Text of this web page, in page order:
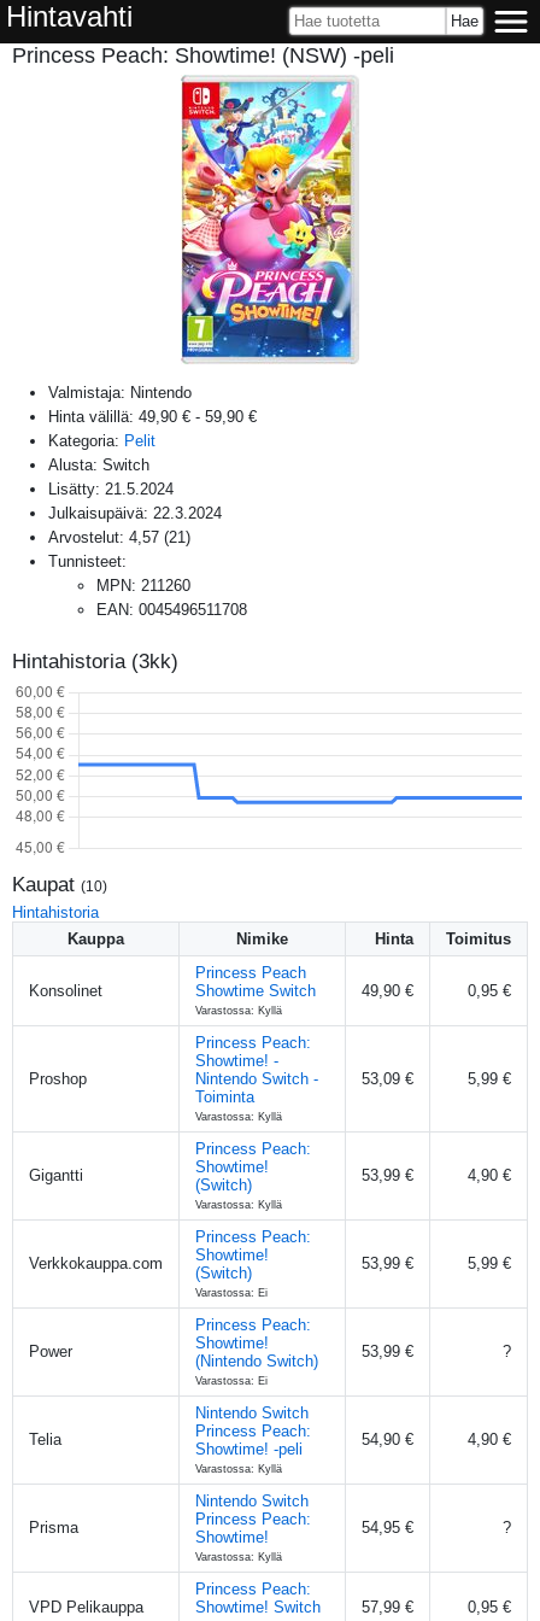
Hintavahti
Princess Peach: Showtime! (NSW) -peli
Valmistaja: Nintendo
Hinta välillä: 49,90 € - 59,90 €
Kategoria: Pelit
Alusta: Switch
Lisätty: 21.5.2024
Julkaisupäivä: 22.3.2024
Arvostelut: 4,57 (21 )
Tunnisteet:
MPN: 211260
EAN: 0045496511708
Hintahistoria (3kk)
Kaupat (10)
Hintahistoria
Kauppa
Nimike Hinta Toimitus
Konsolinet
Princess Peach
Showtime Switch
Varastossa: Kyllä
49,90 € 0,95 €
Proshop
Princess Peach:
Showtime! -
Nintendo Switch -
Toiminta
Varastossa: Kyllä
53,09 € 5,99 €
Gigantti
Princess Peach:
Showtime!
(Switch)
Varastossa: Kyllä
53,99 € 4,90 €
Verkkokauppa.com
Princess Peach:
Showtime!
(Switch)
Varastossa: Ei
53,99 € 5,99 €
Power
Princess Peach:
Showtime!
(Nintendo Switch)
Varastossa: Ei
53,99 € ?
Telia
Nintendo Switch
Princess Peach:
Showtime! -peli
Varastossa: Kyllä
54,90 € 4,90 €
Prisma
Nintendo Switch
Princess Peach:
Showtime!
Varastossa: Kyllä
54,95 € ?
VPD Pelikauppa
Princess Peach:
Showtime! Switch
57,99 € 0,95 €